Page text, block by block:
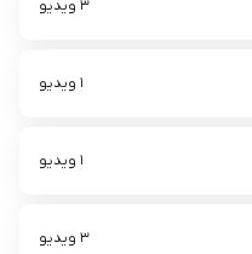
3 ویدیو
1 ویدیو
1 ویدیو
3 ویدیو